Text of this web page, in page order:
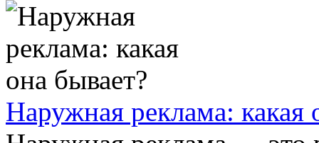
Наружная реклама: какая